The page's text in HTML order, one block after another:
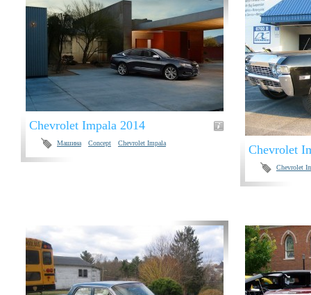
Chevrolet Impala 2014
Машина Concept Chevrolet Impala Chevrolet
Chevrolet